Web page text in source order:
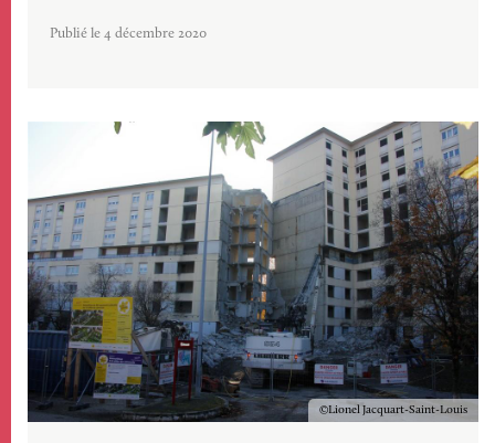
Publié le 4 décembre 2020
Copyright
Lionel Jacquart-Saint-Louis